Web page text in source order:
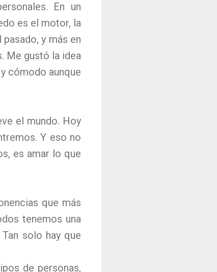
En un
es el motor, la
y más en
Me gustó la idea
cómodo aunque
el mundo. Hoy
Y eso no
es amar lo que
que más
tenemos una
solo hay que
de personas,